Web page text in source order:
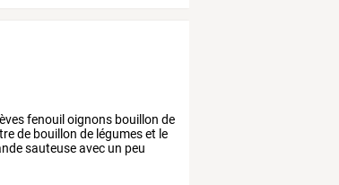
fenouil oignons bouillon de
de bouillon de légumeset le
sauteuseavec un peu